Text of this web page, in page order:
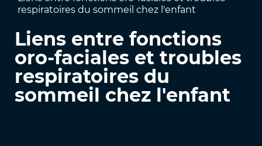
respiratoires du sommeil chez l'enfant
Liens entre fonctions
oro-faciales et troubles
respiratoires du
sommeil chez l'enfant